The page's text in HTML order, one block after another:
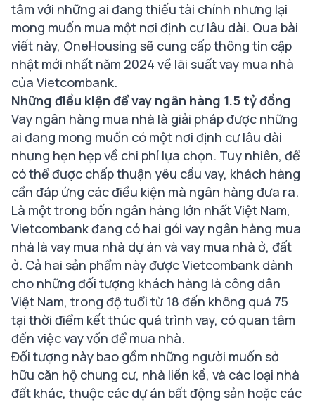
tâm với những ai đang thiếu tài chính nhưng lại
mong muốn mua một nơi định cư lâu dài. Qua bài
viết này, OneHousing sẽ cung cấp thông tin cập
nhật mới nhất năm 2024 về lãi suất vay mua nhà
của Vietcombank.
Những điều kiện để vay ngân hàng 1.5 tỷ đồng
Vay ngân hàng mua nhà là giải pháp được những
ai đang mong muốn có một nơi định cư lâu dài
nhưng hẹn hẹp về chi phí lựa chọn. Tuy nhiên, để
có thể được chấp thuận yêu cầu vay, khách hàng
cần đáp ứng các điều kiện mà ngân hàng đưa ra.
Là một trong bốn ngân hàng lớn nhất Việt Nam,
Vietcombank đang có hai gói vay ngân hàng mua
nhà là vay mua nhà dự án và vay mua nhà ở, đất
ở. Cả hai sản phẩm này được Vietcombank dành
cho những đối tượng khách hàng là công dân
Việt Nam, trong độ tuổi từ 18 đến không quá 75
tại thời điểm kết thúc quá trình vay, có quan tâm
đến việc vay vốn để mua nhà.
Đối tượng này bao gồm những người muốn sở
hữu căn hộ chung cư, nhà liền kề, và các loại nhà
đất khác, thuộc các dự án bất động sản hoặc các